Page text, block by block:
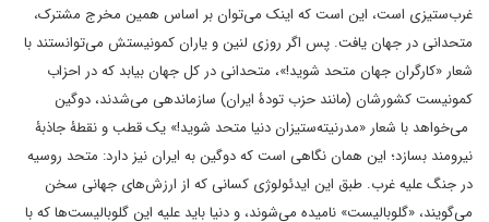
غرب‌ستیزی است، این است که اینک می‌توان بر اساس همین مخرج مشترک،
متحدانی در جهان یافت. پس اگر روزی لنین و یاران کمونیستش می‌توانستند با
شعار «کارگران جهان متحد شوید!»، متحدانی در کل جهان بیابد که در احزاب
کمونیست کشورشان (مانند حزب تودۀ ایران) سازماندهی می‌شدند، دوگین
می‌خواهد با شعار «مدرنیته‌ستیزان دنیا متحد شوید!» یک قطب و نقطۀ جاذبۀ
نیرومند بسازد؛ این همان نگاهی است که دوگین به ایران نیز دارد: متحد روسیه
در جنگ علیه غرب. طبق این ایدئولوژی کسانی که از ارزش‌های جهانی سخن
می‌گویند، «گلوبالیست» نامیده می‌شوند، و دنیا باید علیه این گلوبالیست‌ها که با